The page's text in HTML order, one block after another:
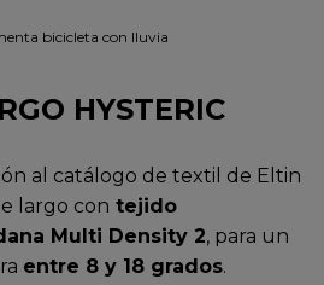
HYSTERIC
al catálogo de textil de Eltin
largo con tejido
Multi Density 2, para un
entre 8 y 18 grados.